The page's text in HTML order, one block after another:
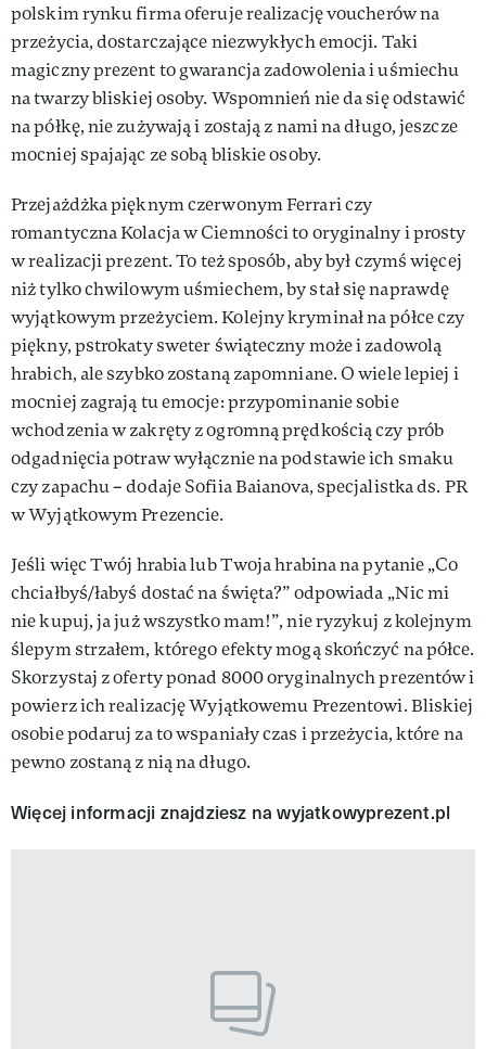
polskim rynku firma oferuje realizację voucherów na
przeżycia, dostarczające niezwykłych emocji. Taki
magiczny prezent to gwarancja zadowolenia i uśmiechu
na twarzy bliskiej osoby. Wspomnień nie da się odstawić
na półkę, nie zużywają i zostają z nami na długo, jeszcze
mocniej spajając ze sobą bliskie osoby.
Przejażdżka pięknym czerwonym Ferrari czy
romantyczna Kolacja w Ciemności to oryginalny i prosty
w realizacji prezent. To też sposób, aby był czymś więcej
niż tylko chwilowym uśmiechem, by stał się naprawdę
wyjątkowym przeżyciem. Kolejny kryminał na półce czy
piękny, pstrokaty sweter świąteczny może i zadowolą
hrabich, ale szybko zostaną zapomniane. O wiele lepiej i
mocniej zagrają tu emocje: przypominanie sobie
wchodzenia w zakręty z ogromną prędkością czy prób
odgadnięcia potraw wyłącznie na podstawie ich smaku
czy zapachu – dodaje Sofiia Baianova, specjalistka ds. PR
w Wyjątkowym Prezencie.
Jeśli więc Twój hrabia lub Twoja hrabina na pytanie „Co
chciałbyś/łabyś dostać na święta?” odpowiada „Nic mi
nie kupuj, ja już wszystko mam!”, nie ryzykuj z kolejnym
ślepym strzałem, którego efekty mogą skończyć na półce.
Skorzystaj z oferty ponad 8000 oryginalnych prezentów i
powierz ich realizację Wyjątkowemu Prezentowi. Bliskiej
osobie podaruj za to wspaniały czas i przeżycia, które na
pewno zostaną z nią na długo.
Więcej informacji znajdziesz na wyjatkowyprezent.pl